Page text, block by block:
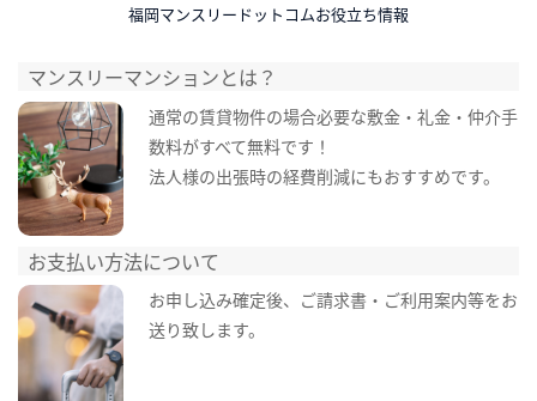
福岡マンスリードットコムお役立ち情報
マンスリーマンションとは？
通常の賃貸物件の場合必要な敷金・礼金・仲介手
数料がすべて無料です！
法人様の出張時の経費削減にもおすすめです。
お支払い方法について
お申し込み確定後、ご請求書・ご利用案内等をお
送り致します。